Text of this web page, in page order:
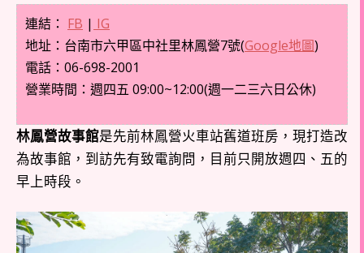
連結： FB | IG
地址：台南市六甲區中社里林鳳營7號(Google地圖)
電話：06-698-2001
營業時間：週四五 09:00~12:00(週一二三六日公休)
林鳳營故事館是先前林鳳營火車站舊道班房，現打造改
為故事館，到訪先有致電詢問，目前只開放週四、五的
早上時段。